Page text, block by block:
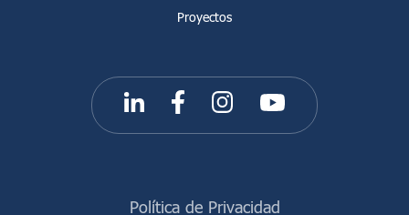
Proyectos
Política de Privacidad